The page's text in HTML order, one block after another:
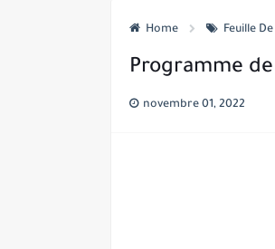
Home Feuille
Programme
novembre 01, 2022